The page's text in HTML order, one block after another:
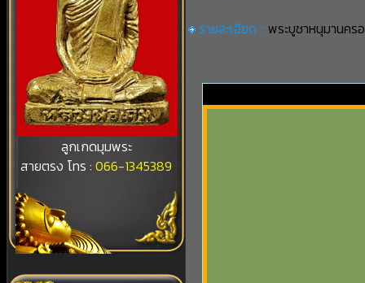
ลูกเกดมุมพระ
สายตรง โทร :066-1345389
รายละเอียด :: พระบูชาหนุมานค